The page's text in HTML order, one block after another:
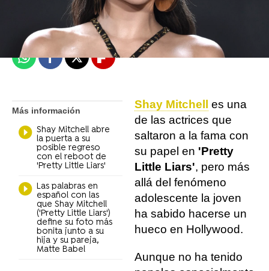
Madrid
Publicado:13 de septiembre de 2021, 18:43
WhatsappFacebook
X Flipboard
Más información
Shay Mitchell abre
la puerta a su
posible regreso
con el reboot de
'Pretty Little Liars'
Las palabras en
español con las
que Shay Mitchell
('Pretty Little Liars')
define su foto más
bonita junto a su
hija y su pareja,
Matte Babel
Shay Mitchell
es una
de las actrices que
saltaron a la fama con
su papel en 'Pretty
Little Liars', pero más
allá del fenómeno
adolescente la joven
ha sabido hacerse un
hueco en Hollywood.
Aunque no ha tenido